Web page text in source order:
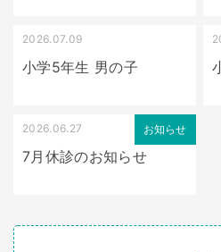
2026.07.09
小学5年生 男の子
お知らせ
2026.06.27
7月休診のお知らせ